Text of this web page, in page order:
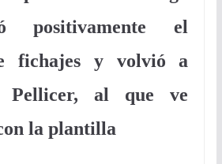
positivamente el
fichajes y volvió a
al que ve
la plantilla